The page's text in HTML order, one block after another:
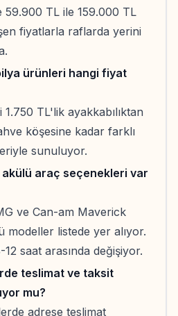
59.900 TL ile 159.000 TL
fiyatlarla raflarda yerini
ürünleri hangi fiyat
TL'lik ayakkabılıktan
köşesine kadar farklı
sunuluyor.
araç seçenekleri var
ve Can-am Maverick
modeller listede yer alıyor.
saat arasında değişiyor.
teslimat ve taksit
mu?
adrese teslimat